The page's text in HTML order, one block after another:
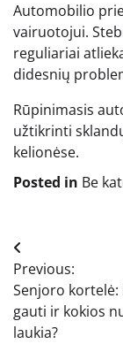
Automobilio
vairuotojui.
reguliariai
didesnių
Rūpinimasis
užtikrinti
kelionėse.
Posted in Be
Navigacija
tarp
įrašų
Previous:
Senjoro kortelė:
gauti ir kokios
laukia?